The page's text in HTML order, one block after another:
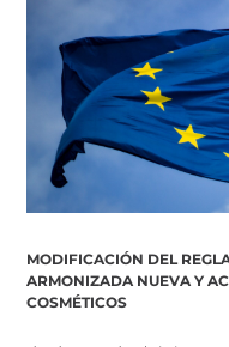
MODIFICACIÓN DEL
ARMONIZADA NUEVA Y
COSMÉTICOS